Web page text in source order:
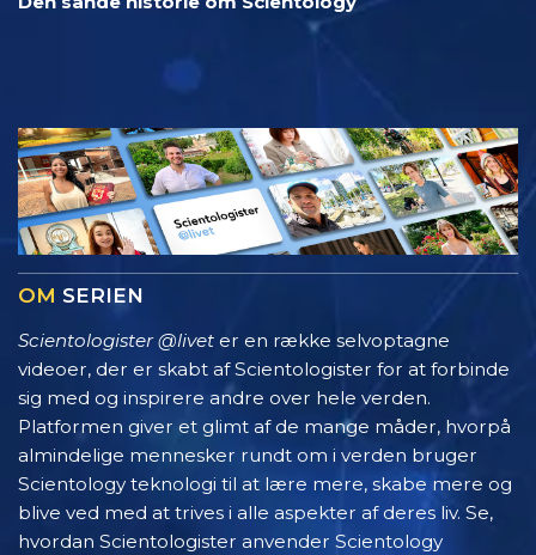
OM SERIEN
Scientologister @livet er en række selvoptagne
videoer, der er skabt af Scientologister for at forbinde
sig med og inspirere andre over hele verden.
Platformen giver et glimt af de mange måder, hvorpå
almindelige mennesker rundt om i verden bruger
Scientology teknologi til at lære mere, skabe mere og
blive ved med at trives i alle aspekter af deres liv. Se,
hvordan Scientologister anvender Scientology